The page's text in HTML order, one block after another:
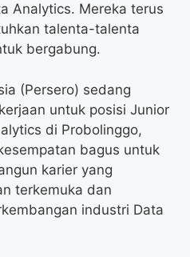
Analytics. Mereka terus
talenta-talenta
bergabung.
(Persero) sedang
untuk posisi Junior
di Probolinggo,
bagus untuk
karier yang
terkemuka dan
industri Data